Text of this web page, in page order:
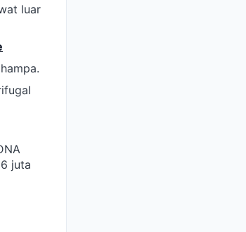
luar
juta